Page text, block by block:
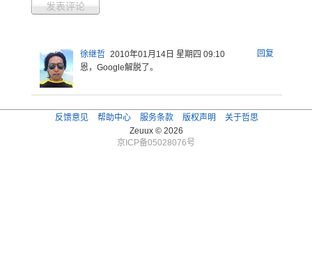
发表评论
回复
徐继哲 2010年01月14日 星期四 09:10
恩，Google解脱了。
反馈意见 帮助中心 服务条款 版权声明
关于哲思
Zeuux © 2026
京ICP备05028076号